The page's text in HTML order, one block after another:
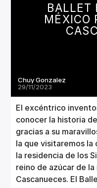
BALLET
MÉXICO
Chuy Gonzalez
29/11/2023
El excéntrico
conocer la historia
gracias a su
la que visitaremos la
la residencia de los
reino de azúcar de
Cascanueces. El